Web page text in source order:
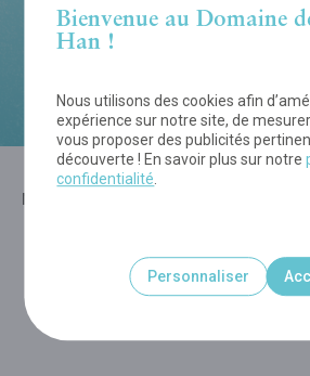
Avez-vous un code
MOYENS DE PAIEMENT - VIVA.COM
Bienvenue au Domaine
Han !
Nous utilisons des cookies afin
expérience sur notre site, de
vous proposer des publicités
découverte ! En savoir plus sur notre
confidentialité.
Personnaliser